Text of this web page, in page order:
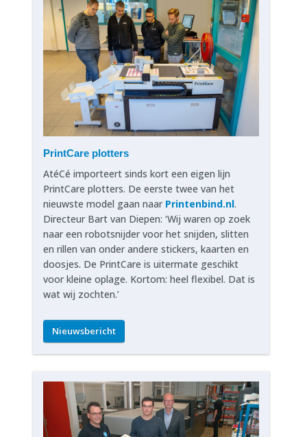
PrintCare plotters
AtéCé importeert sinds kort een eigen lijn
PrintCare plotters. De eerste twee van het
nieuwste model gaan naar Printenbind.nl.
Directeur Bart van Diepen: ‘Wij waren op zoek
naar een robotsnijder voor het snijden, slitten
en rillen van onder andere stickers, kaarten en
doosjes. De PrintCare is uitermate geschikt
voor kleine oplage. Kortom: heel flexibel. Dat is
wat wij zochten.’
Nieuwsbericht